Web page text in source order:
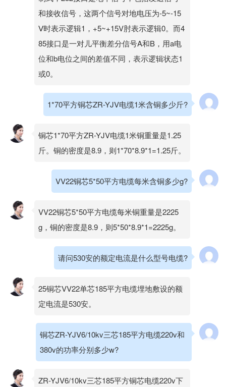
和接收信号，这两个信号对地电压为-5~-15
Ⅴ时表示逻辑1，+5~+15V肘表示逻辑0。而4
85接口是一对儿平衡差分信号A和B，用a电
位和b电位之间的差值不同，表示逻辑状态1
或0。
1*70平方铜芯ZR-YJV电缆1米含铜多少斤?
铜芯1*70平方ZR-YJV电缆1米铜重量是1.25
斤。铜的密度是8.9，则1*70*8.9*1=1.25斤。
VV22铜芯5*50平方电缆每米含铜多少g?
VV22铜芯5*50平方电缆每米铜重量是2225
g，铜的密度是8.9，则5*50*8.9*1=2225g。
请问530安的额定电流是什么型号电缆?
25铜芯VV22单芯185平方电缆埋地敷设的额
定电流是530安。
铜芯ZR-YJV6/10kv三芯185平方电缆220v和
380v的功率分别多少w?
ZR-YJV6/10kv三芯185平方铜芯电缆220v下